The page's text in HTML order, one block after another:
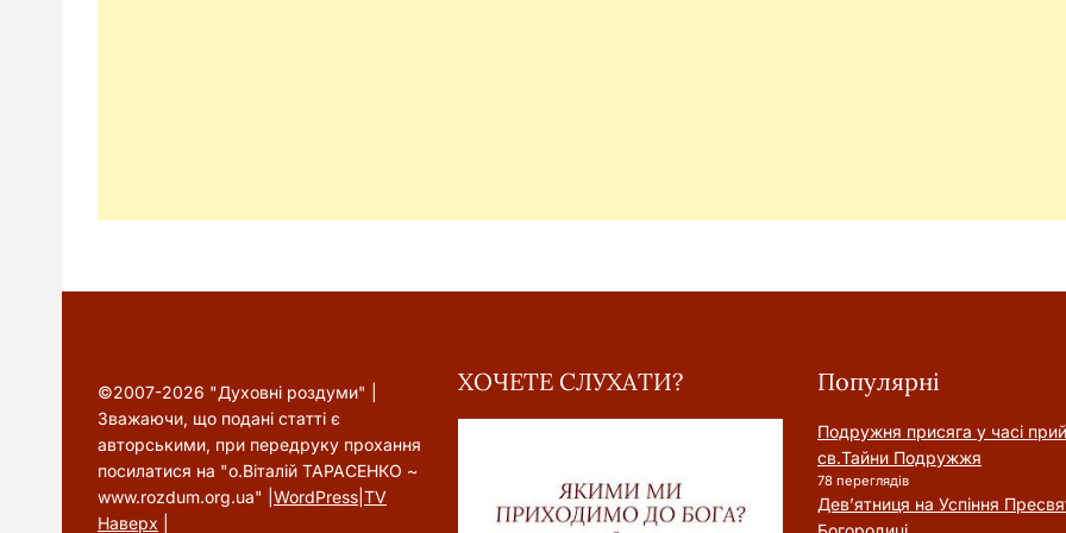
©2007-2026 "Духовні роздуми" |
Зважаючи, що подані статті є
авторськими, при передруку прохання
посилатися на "о.Віталій ТАРАСЕНКО ~
www.rozdum.org.ua" | WordPress TV
Наверх
ХОЧЕТЕ СЛУХАТИ? Популярні
Подружня присягa у часі
cв.Тайни Подружжя
78 переглядів
Дев’ятниця на Успіння